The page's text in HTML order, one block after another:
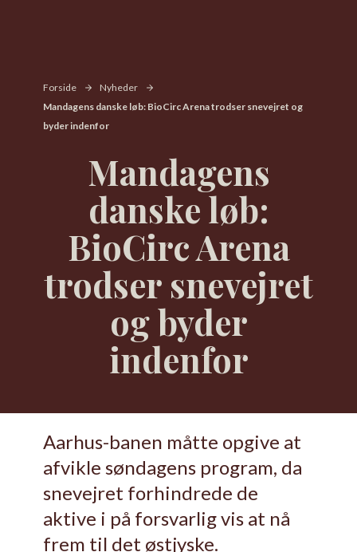
Forside
Nyheder
Mandagens danske løb: BioCirc Arena trodser snevejret og
byder indenfor
Mandagens
danske løb:
BioCirc Arena
trodser snevejret
og byder
indenfor
Aarhus-banen måtte opgive at
afvikle søndagens program, da
snevejret forhindrede de
aktive i på forsvarlig vis at nå
frem til det østjyske.